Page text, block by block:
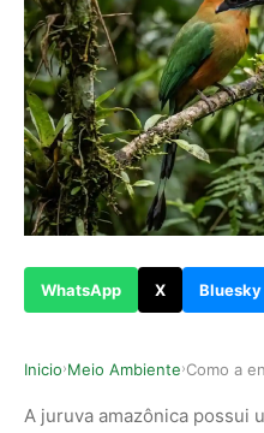
WhatsApp X Bluesky
Inicio›Meio Ambiente›
A juruva amazônica possui